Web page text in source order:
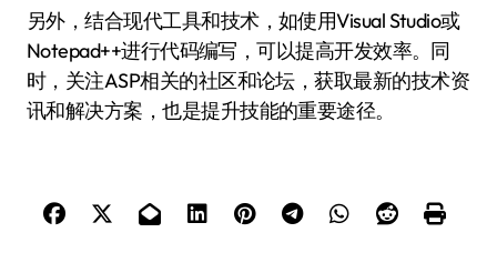
另外，结合现代工具和技术，如使用Visual Studio或
Notepad++进行代码编写，可以提高开发效率。同
时，关注ASP相关的社区和论坛，获取最新的技术资
讯和解决方案，也是提升技能的重要途径。